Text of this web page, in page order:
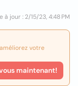
à jour : 2/15/23, 4:48 PM
votre
maintenant!